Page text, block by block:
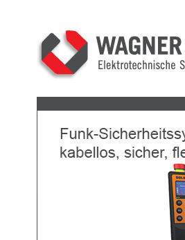
Next